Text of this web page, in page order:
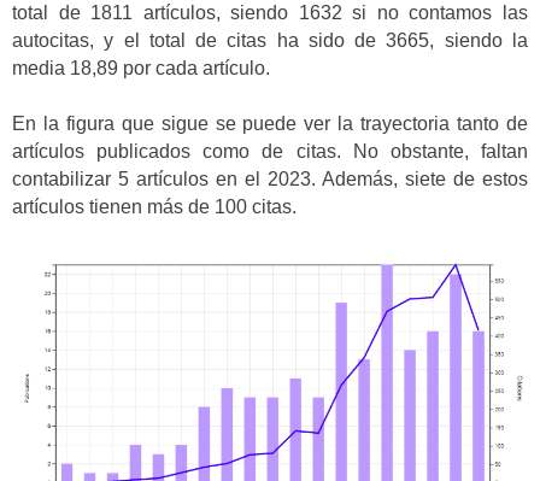
total de 1811 artículos, siendo 1632 si no contamos las
autocitas, y el total de citas ha sido de 3665, siendo la
media 18,89 por cada artículo.
En la figura que sigue se puede ver la trayectoria tanto de
artículos publicados como de citas. No obstante, faltan
contabilizar 5 artículos en el 2023. Además, siete de estos
artículos tienen más de 100 citas.